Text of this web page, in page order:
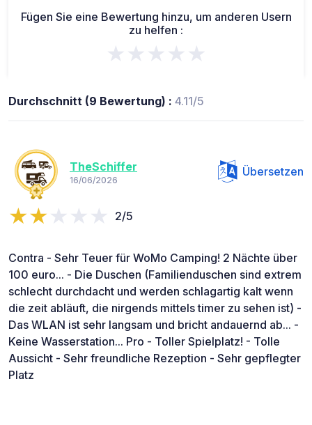
Fügen Sie eine Bewertung hinzu, um anderen Usern
zu helfen :
★★★★★
Durchschnitt (9 Bewertung) : 4.11/5
TheSchiffer
16/06/2026
Übersetzen
2/5
Contra - Sehr Teuer für WoMo Camping! 2 Nächte über
100 euro... - Die Duschen (Familienduschen sind extrem
schlecht durchdacht und werden schlagartig kalt wenn
die zeit abläuft, die nirgends mittels timer zu sehen ist) -
Das WLAN ist sehr langsam und bricht andauernd ab... -
Keine Wasserstation... Pro - Toller Spielplatz! - Tolle
Aussicht - Sehr freundliche Rezeption - Sehr gepflegter
Platz